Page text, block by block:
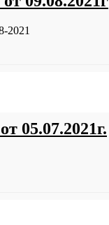
05.07.2021г.